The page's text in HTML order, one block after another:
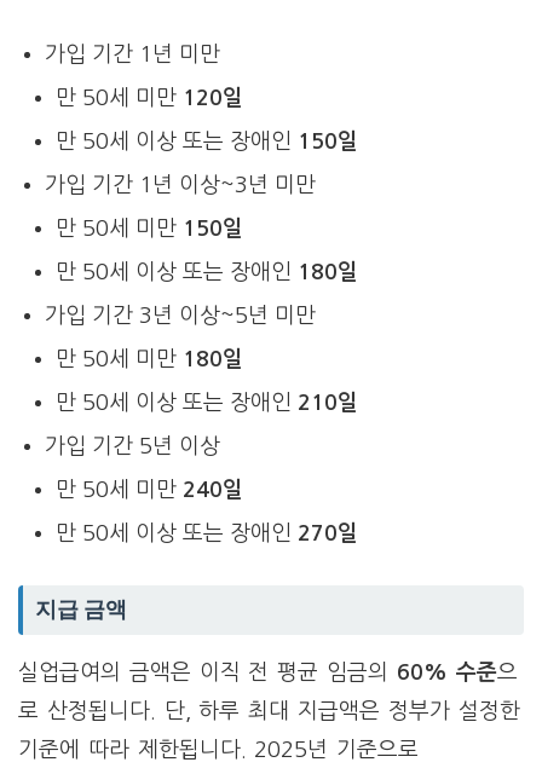
가입 기간 1년 미만
만 50세 미만 120일
만 50세 이상 또는 장애인 150일
가입 기간 1년 이상~3년 미만
만 50세 미만 150일
만 50세 이상 또는 장애인 180일
가입 기간 3년 이상~5년 미만
만 50세 미만 180일
만 50세 이상 또는 장애인 210일
가입 기간 5년 이상
만 50세 미만 240일
만 50세 이상 또는 장애인 270일
지급 금액
실업급여의 금액은 이직 전 평균 임금의 60% 수준으
로 산정됩니다. 단, 하루 최대 지급액은 정부가 설정한
기준에 따라 제한됩니다. 2025년 기준으로